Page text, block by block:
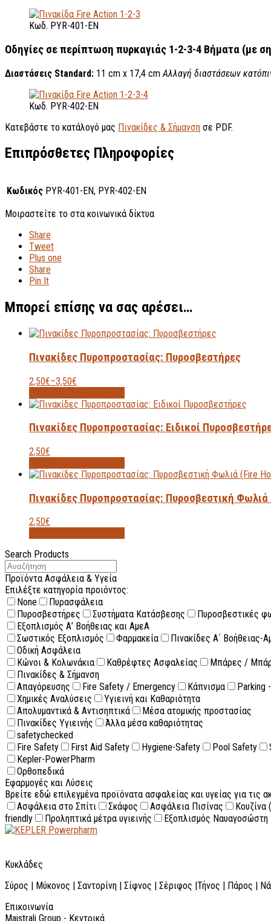
Κωδ. PYR-401-EN
Οδηγίες σε περίπτωση πυρκαγιάς 1-2-3-4 Βήματα (με
Διαστάσεις Standard: 11 cm x 17,4 cm Αλλαγή διαστάσεων
Κωδ. PYR-402-EN
Κατεβάστε το κατάλογό μας Πινακίδες & Σήμανση σε PDF.
Επιπρόσθετες Πληροφορίες
Κωδικός PYR-401-ΕΝ, PYR-402-EN
Μοιραστείτε το στα κοινωνικά δίκτυα
Share
Tweet
Plus one
Share
Pin It
Μπορεί επίσης να σας αρέσει…
Πινακίδες Πυροπροστασίας: Πυροσβεστήρες
2,50€–3,50€
Πινακίδες Πυροπροστασίας: Eιδικοί
2,50€
Πινακίδες Πυροπροστασίας: Πυροσβεστική
2,50€
Search Products
Προϊόντα Ασφάλεια & Υγεία
Επιλέξτε κατηγορία προιόντος:
None
Πυρασφάλεια
Πυροσβεστήρες
Συστήματα Κατάσβεσης
Πυροσβεστικές
Εξοπλισμός Α’ Βοήθειας και ΑμεΑ
Σωστικός Εξοπλισμός
Φαρμακεία
Πινακίδες Α΄ Βοήθειας-
Οδική Ασφάλεια
Κώνοι & Κολωνάκια
Καθρέφτες Ασφαλείας
Μπάρες /
Πινακίδες & Σήμανση
Απαγόρευσης
Fire Safety / Emergency Κάπνισμα
Parking
Χημικές Αναλύσεις
Υγιεινή και Καθαριότητα
Απολυμαντικά & Αντισηπτικά
Μέσα ατομικής προστασίας
Πινακίδες Υγιεινής
Άλλα μέσα καθαριότητας
safetychecked
Fire Safety
First Aid Safety Hygiene-Safety Pool Safety
Kepler-PowerPharm
Ορθοπεδικά
Εφαρμογές και Λύσεις
Βρείτε εδώ επιλεγμένα προϊόνατα ασφαλείας και υγείας για τις
Ασφάλεια στο Σπίτι
Σκάφος Ασφάλεια Πισίνας
friendly
Προληπτικά μέτρα υγιεινής Εξοπλισμός Ναυαγοσώστη
Κυκλάδες
Σύρος | Μύκονος | Σαντορίνη | Σίφνος | Σέριφος |Τήνος | Πάρος |
Επικοινωνία
Maistrali Group - Κεντρικά